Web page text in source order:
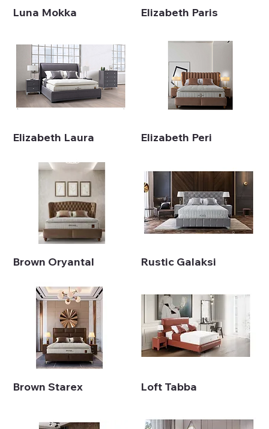
Luna Mokka Elizabeth Paris
Elizabeth Laura Elizabeth Peri
Brown Oryantal Rustic Galaksi
Brown Starex Loft Tabba